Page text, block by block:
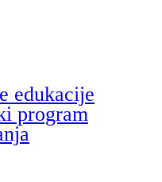
edukacije
program